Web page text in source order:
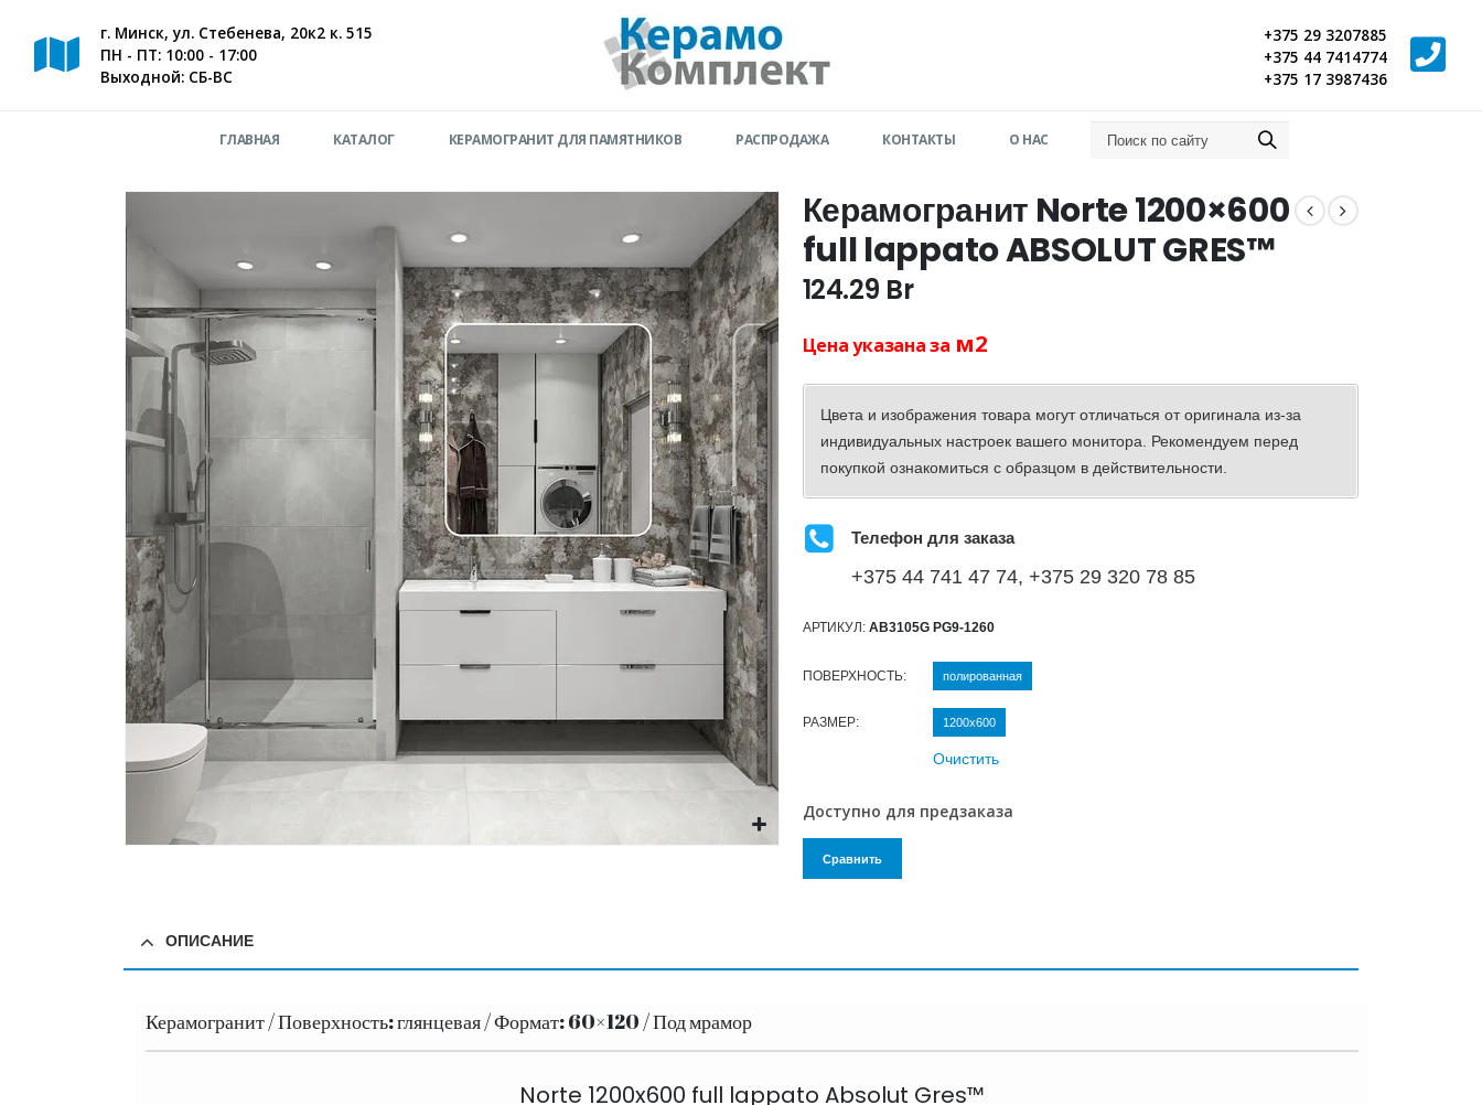
г. Минск, ул. Стебенева, 20к2 к. 515
ПН - ПТ: 10:00 - 17:00
Выходной: СБ-ВС
+375 29 3207885
+375 44 7414774
+375 17 3987436
ГЛАВНАЯ КАТАЛОГ КЕРАМОГРАНИТ ДЛЯ ПАМЯТНИКОВ РАСПРОДАЖА КОНТАКТЫ О НАС
Керамогранит Norte 1200×600
full lappato ABSOLUT GRES™
124.29 Br
Цена указана за м2
Цвета и изображения товара могут отличаться от оригинала из-за
индивидуальных настроек вашего монитора. Рекомендуем перед
покупкой ознакомиться с образцом в действительности.
Телефон для заказа
+375 44 741 47 74, +375 29 320 78 85
АРТИКУЛ: AB3105G PG9-1260
ПОВЕРХНОСТЬ полированная
РАЗМЕР 1200х600
Очистить
Доступно для предзаказа
Сравнить
ОПИСАНИЕ
Керамогранит / Поверхность: глянцевая / Формат: 60×120 / Под мрамор
Norte 1200x600 full lappato Absolut Gres™